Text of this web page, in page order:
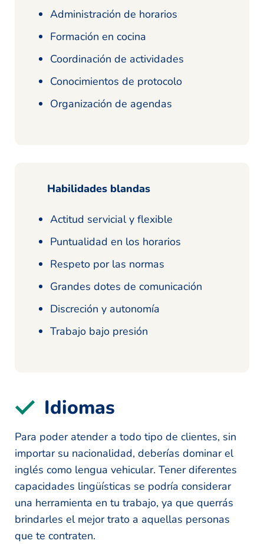
Administración de horarios
Formación en cocina
Coordinación de actividades
Conocimientos de protocolo
Organización de agendas
Habilidades blandas
Actitud servicial y flexible
Puntualidad en los horarios
Respeto por las normas
Grandes dotes de comunicación
Discreción y autonomía
Trabajo bajo presión
Idiomas
Para poder atender a todo tipo de clientes, sin
importar su nacionalidad, deberías dominar el
inglés como lengua vehicular. Tener diferentes
capacidades lingüísticas se podría considerar
una herramienta en tu trabajo, ya que querrás
brindarles el mejor trato a aquellas personas
que te contraten.